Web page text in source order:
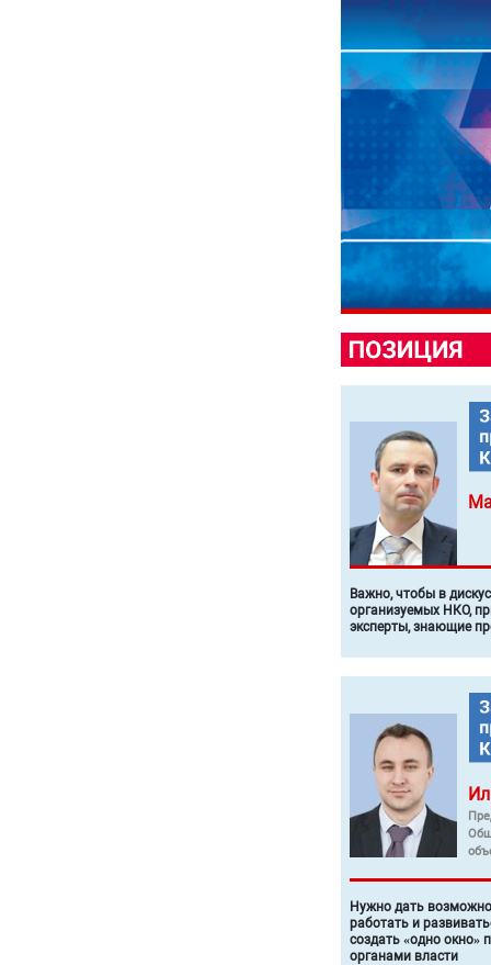
Важно, чтобы в
организуемых НКО,
эксперты, знающие
Нужно дать
работать и
создать «одно окно»
органами власти